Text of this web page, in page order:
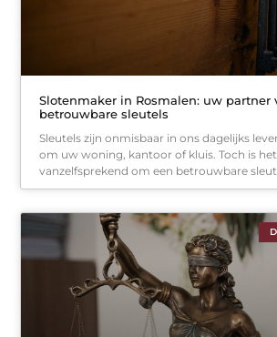
Slotenmaker in Rosmalen: uw partner
betrouwbare sleutels
Sleutels zijn onmisbaar in ons dagelijks
om uw woning, kantoor of kluis. Toch is
vanzelfsprekend om een betrouwbare